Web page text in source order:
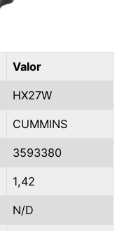
Valor
HX27W
CUMMINS
3593380
1,42
N/D